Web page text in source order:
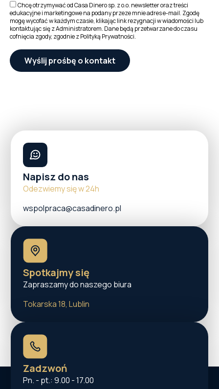
Chcę otrzymywać od Casa Dinero sp. z o.o. newsletter oraz treści
edukacyjne i marketingowe na podany przeze mnie adres e-mail. Zgodę
mogę wycofać w każdym czasie, klikając link rezygnacji w wiadomości lub
kontaktując się z Administratorem. Dane będą przetwarzane do czasu
cofnięcia zgody, zgodnie z Polityką Prywatności.
Wyślij prośbę o kontakt
Napisz do nas
Odezwiemy się w 24h
wspolpraca@casadinero.pl
Spotkajmy się
Zapraszamy do naszego biura
Tokarska 18, Lublin
Zadzwoń
Pn. - pt.: 9.00 - 17.00